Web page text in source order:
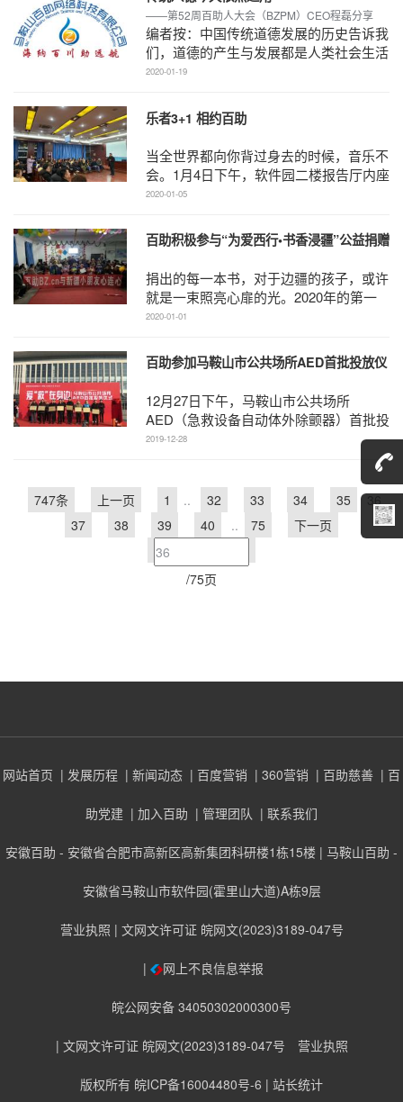
——第52周百助人大会（BZPM）CEO程磊分享
编者按：中国传统道德发展的历史告诉我
们，道德的产生与发展都是人类社会生活
的需要，并随着社会生活的变迁而变化，
2020-01-19
乐者3+1 相约百助
当全世界都向你背过身去的时候，音乐不
会。1月4日下午，软件园二楼报告厅内座
无虚席，马鞍市著名男高音歌唱家赵西
2020-01-05
百助积极参与“为爱西行•书香浸疆”公益捐赠
捐出的每一本书，对于边疆的孩子，或许
就是一束照亮心扉的光。2020年的第一
天，新疆和田地区皮山县第一中心小学、
2020-01-01
百助参加马鞍山市公共场所AED首批投放仪
号
12月27日下午，马鞍山市公共场所
AED（急救设备自动体外除颤器）首批投
放仪式在马鞍山东站广场举行，市委常
2019-12-28
747条 上一页 1 .. 32 33 34 35
36
37
38 39 40 .. 75 下一页
/75页
网站首页 | 发展历程 | 新闻动态 | 百度营销 | 360营销 | 百助慈善 | 百
助党建 | 加入百助 | 管理团队 | 联系我们
安徽百助 - 安徽省合肥市高新区高新集团科研楼1栋15楼 | 马鞍山百助 -
安徽省马鞍山市软件园(霍里山大道)A栋9层
营业执照 | 文网文许可证 皖网文(2023)3189-047号
| 网上不良信息举报
皖公网安备 34050302000300号
| 文网文许可证 皖网文(2023)3189-047号 营业执照
版权所有 皖ICP备16004480号-6 | 站长统计